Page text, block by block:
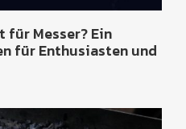
für Messer? Ein
für Enthusiasten und